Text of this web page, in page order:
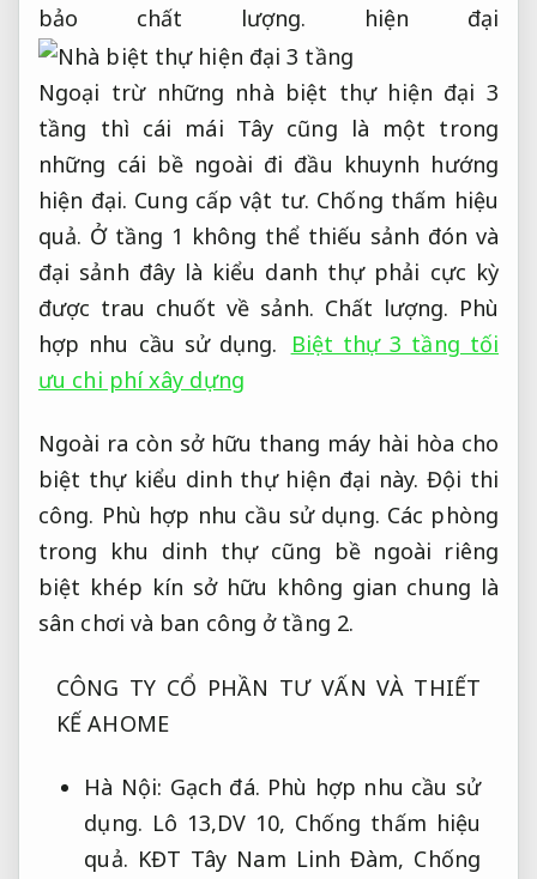
bảo chất lượng. hiện đại
Ngoại trừ những nhà biệt thự hiện đại 3
tầng thì cái mái Tây cũng là một trong
những cái bề ngoài đi đầu khuynh hướng
hiện đại. Cung cấp vật tư. Chống thấm hiệu
quả. Ở tầng 1 không thể thiếu sảnh đón và
đại sảnh đây là kiểu danh thự phải cực kỳ
được trau chuốt về sảnh. Chất lượng. Phù
hợp nhu cầu sử dụng.
Biệt thự 3 tầng tối
ưu chi phí xây dựng
Ngoài ra còn sở hữu thang máy hài hòa cho
biệt thự kiểu dinh thự hiện đại này. Đội thi
công. Phù hợp nhu cầu sử dụng. Các phòng
trong khu dinh thự cũng bề ngoài riêng
biệt khép kín sở hữu không gian chung là
sân chơi và ban công ở tầng 2.
CÔNG TY CỔ PHẦN TƯ VẤN VÀ THIẾT
KẾ AHOME
Hà Nội: Gạch đá. Phù hợp nhu cầu sử
dụng. Lô 13,DV 10, Chống thấm hiệu
quả. KĐT Tây Nam Linh Đàm, Chống